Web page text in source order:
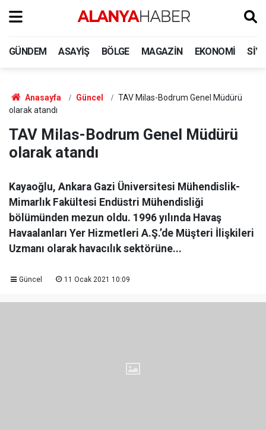
GÜNDEM ASAYIŞ BÖLGE MAGAZIN EKONOMI
Anasayfa Güncel
TAV Milas-Bodrum Genel Müdürü
olarak atandı
TAV Milas-Bodrum Genel Müdürü
olarak atandı
Kayaoğlu, Ankara Gazi Üniversitesi Mühendislik-
Mimarlık Fakültesi Endüstri Mühendisliği
bölümünden mezun oldu. 1996 yılında Havaş
Havaalanları Yer Hizmetleri A.Ş.’de Müşteri İlişkileri
Uzmanı olarak havacılık sektörüne...
Güncel 11 Ocak 2021 10:09